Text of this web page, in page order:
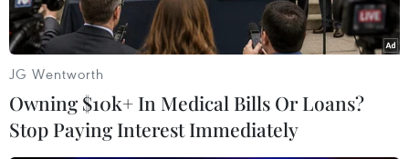
cả chục triệu tiền thuê mặt bằng, tiền trả lương
nhân viên so với trước đây,” chị Thúy Hằng
(Thành phố Thủ Đức) chủ một quán đồ ăn vặt
phấn khởi chia sẻ về kế hoạch “đánh chiếm” thị
trường trực tuyến đầy tiềm năng.
JG Wentworth
Owning $10k+ In Medical Bills Or Loans?
Stop Paying Interest Immediately